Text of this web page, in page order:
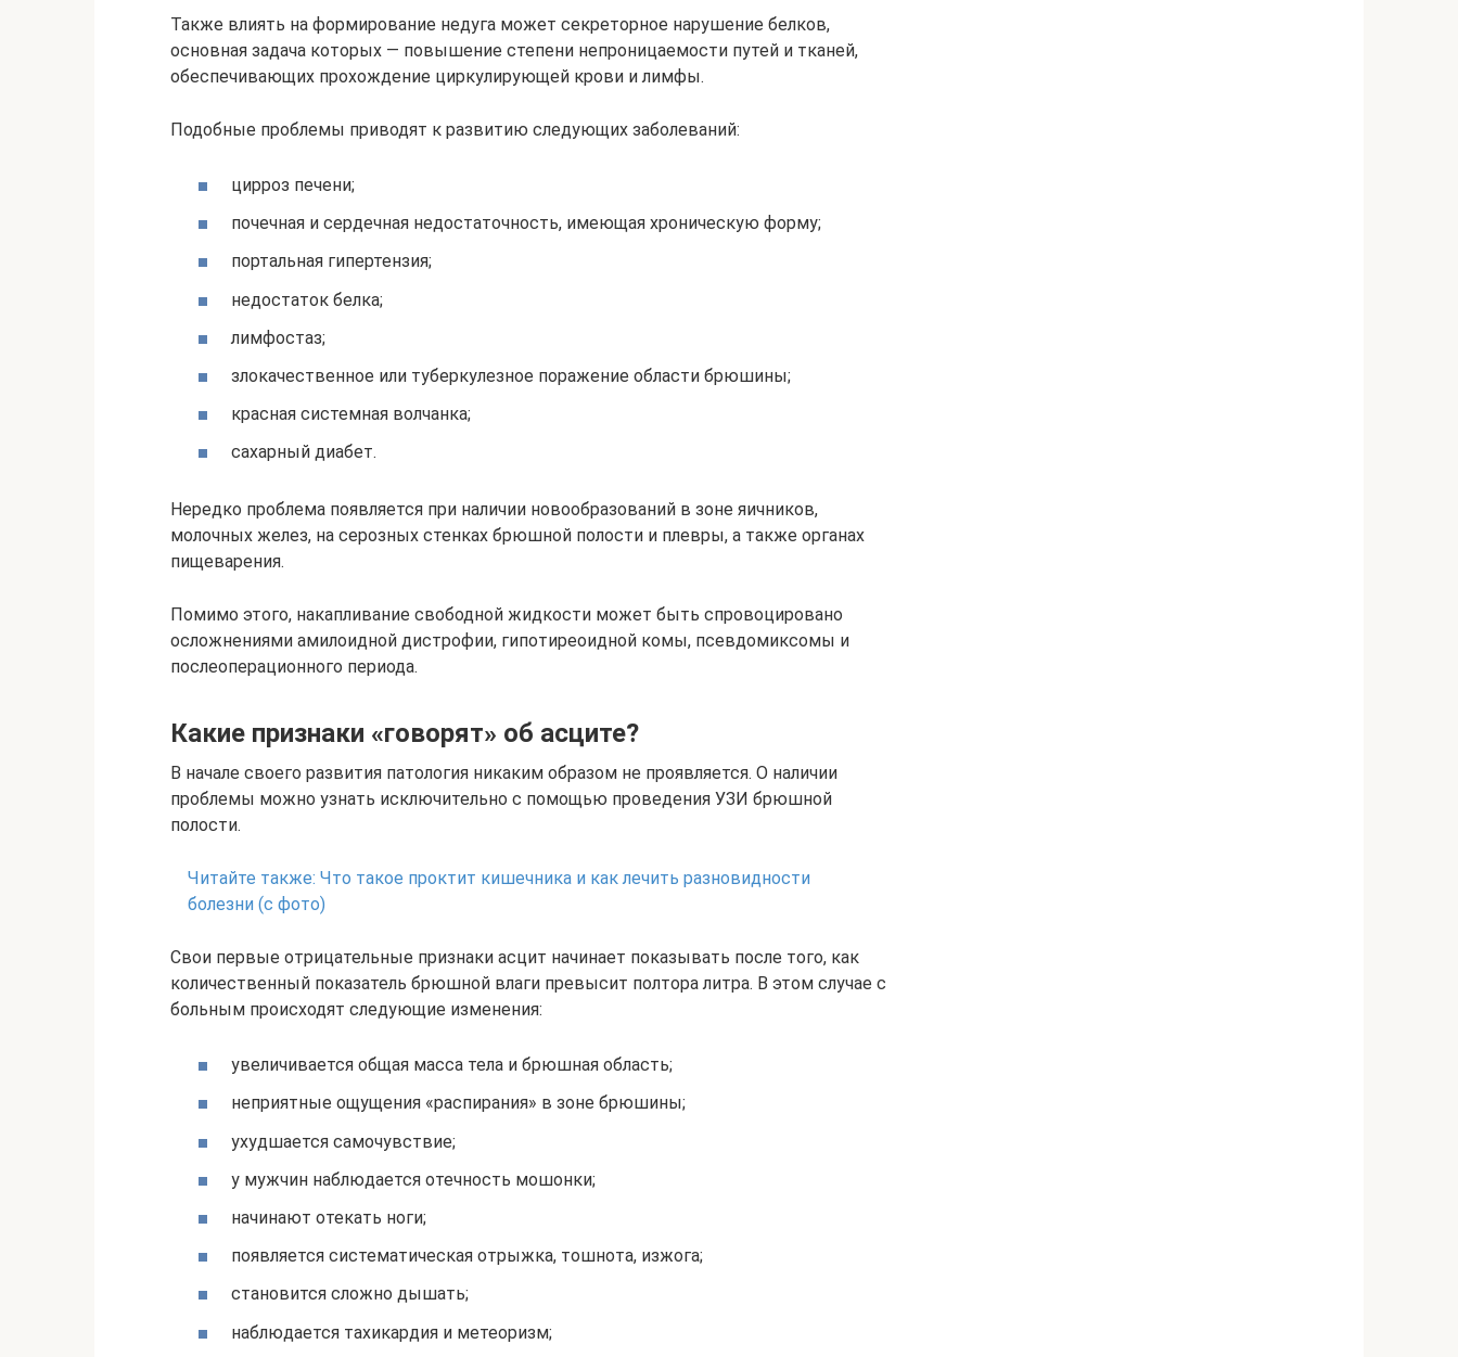
Также влиять на формирование недуга может секреторное нарушение белков,
основная задача которых — повышение степени непроницаемости путей и тканей,
обеспечивающих прохождение циркулирующей крови и лимфы.
Подобные проблемы приводят к развитию следующих заболеваний:
цирроз печени;
почечная и сердечная недостаточность, имеющая хроническую форму;
портальная гипертензия;
недостаток белка;
лимфостаз;
злокачественное или туберкулезное поражение области брюшины;
красная системная волчанка;
сахарный диабет.
Нередко проблема появляется при наличии новообразований в зоне яичников,
молочных желез, на серозных стенках брюшной полости и плевры, а также органах
пищеварения.
Помимо этого, накапливание свободной жидкости может быть спровоцировано
осложнениями амилоидной дистрофии, гипотиреоидной комы, псевдомиксомы и
послеоперационного периода.
Какие признаки «говорят» об асците?
В начале своего развития патология никаким образом не проявляется. О наличии
проблемы можно узнать исключительно с помощью проведения УЗИ брюшной
полости.
Читайте также: Что такое проктит кишечника и как лечить разновидности
болезни (с фото)
Свои первые отрицательные признаки асцит начинает показывать после того, как
количественный показатель брюшной влаги превысит полтора литра. В этом случае с
больным происходят следующие изменения:
увеличивается общая масса тела и брюшная область;
неприятные ощущения «распирания» в зоне брюшины;
ухудшается самочувствие;
у мужчин наблюдается отечность мошонки;
начинают отекать ноги;
появляется систематическая отрыжка, тошнота, изжога;
становится сложно дышать;
наблюдается тахикардия и метеоризм;